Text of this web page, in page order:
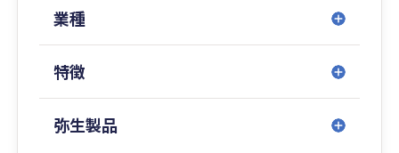
業種
特徴
弥生製品